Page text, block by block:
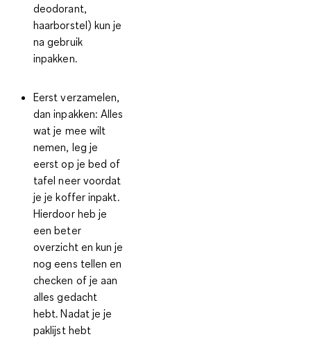
deodorant,
haarborstel) kun je
na gebruik
inpakken.
Eerst verzamelen,
dan inpakken: Alles
wat je mee wilt
nemen, leg je
eerst op je bed of
tafel neer voordat
je je koffer inpakt.
Hierdoor heb je
een beter
overzicht en kun je
nog eens tellen en
checken of je aan
alles gedacht
hebt. Nadat je je
paklijst hebt